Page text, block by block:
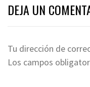
DEJA UN
Tu dirección de
Los campos